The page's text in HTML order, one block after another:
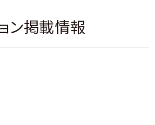
ン掲載情報